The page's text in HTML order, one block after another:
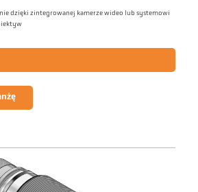
dzięki zintegrowanej kamerze wideo lub systemowi